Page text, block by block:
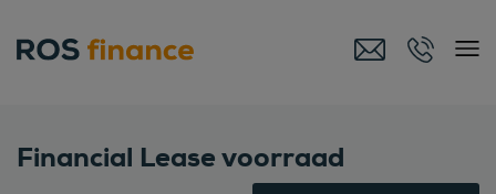
Financial Lease voorraad